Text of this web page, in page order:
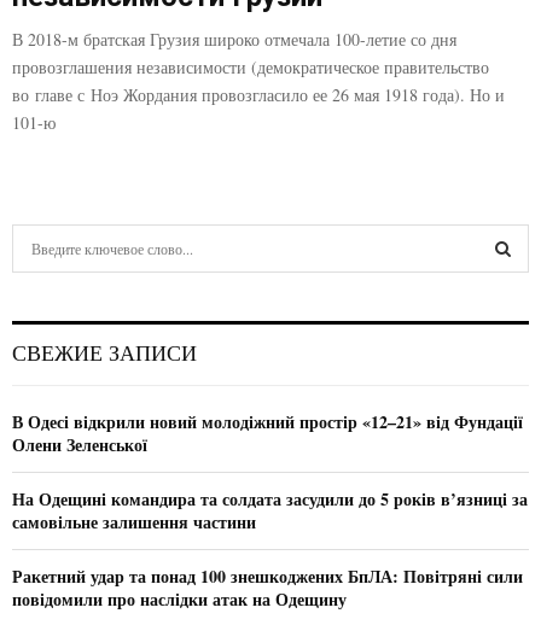
В 2018-м братская Грузия широко отмечала 100-летие со дня
провозглашения независимости (демократическое правительство
во главе с Ноэ Жордания провозгласило ее 26 мая 1918 года). Но и
101-ю
h
o
r
C
СВЕЖИЕ ЗАПИСИ
В Одесі відкрили новий молодіжний простір «12–21» від Фундації
Олени Зеленської
На Одещині командира та солдата засудили до 5 років в’язниці за
самовільне залишення частини
Ракетний удар та понад 100 знешкоджених БпЛА: Повітряні сили
повідомили про наслідки атак на Одещину